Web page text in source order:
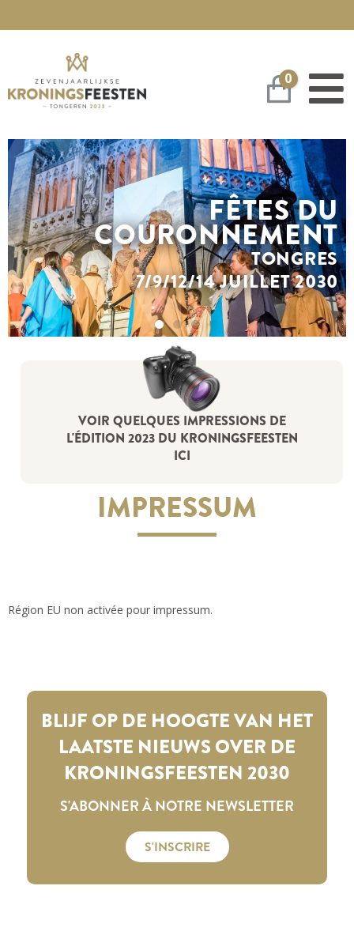
Panier
0
FÊTES DU
COURONNEMENT
TONGRES
7/9/12/14 JUILLET 2030
VOIR QUELQUES IMPRESSIONS DE
L'ÉDITION 2023 DU KRONINGSFEESTEN
ICI
IMPRESSUM
Région EU non activée pour impressum.
BLIJF OP DE HOOGTE VAN HET
LAATSTE NIEUWS OVER DE
KRONINGSFEESTEN 2030
S'ABONNER À NOTRE NEWSLETTER
S'INSCRIRE